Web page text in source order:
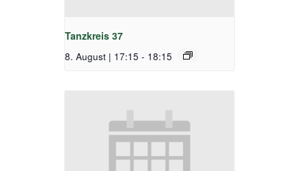
Tanzkreis 37
8. August | 17:15 - 18:15